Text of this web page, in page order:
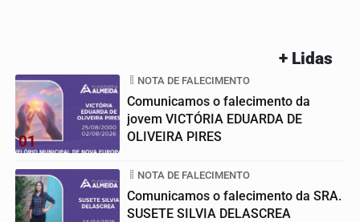
+ Lidas
01
NOTA DE FALECIMENTO
Comunicamos o falecimento da
jovem VICTÓRIA EDUARDA DE
OLIVEIRA PIRES
NOTA DE FALECIMENTO
Comunicamos o falecimento da SRA.
SUSETE SILVIA DELASCREA